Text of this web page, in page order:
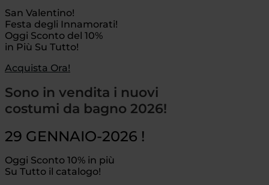
San Valentino!
Festa degli Innamorati!
Oggi Sconto del 10%
in Più Su Tutto!
Acquista Ora!
Sono in vendita i nuovi
costumi da bagno 2026!
29 GENNAIO-2026 !
Oggi Sconto 10% in più
Su Tutto il catalogo!